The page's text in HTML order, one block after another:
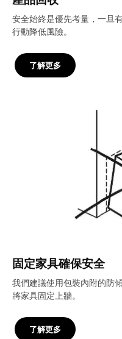
安全始終是優先考量，一旦
行動降低風險。
了解更多
固定家具確保安全
我們建議使用包裝內附的防
將家具固定上牆。
了解更多